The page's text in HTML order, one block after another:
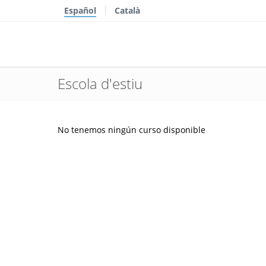
Español Català
Escola d'estiu
No tenemos ningún curso disponible